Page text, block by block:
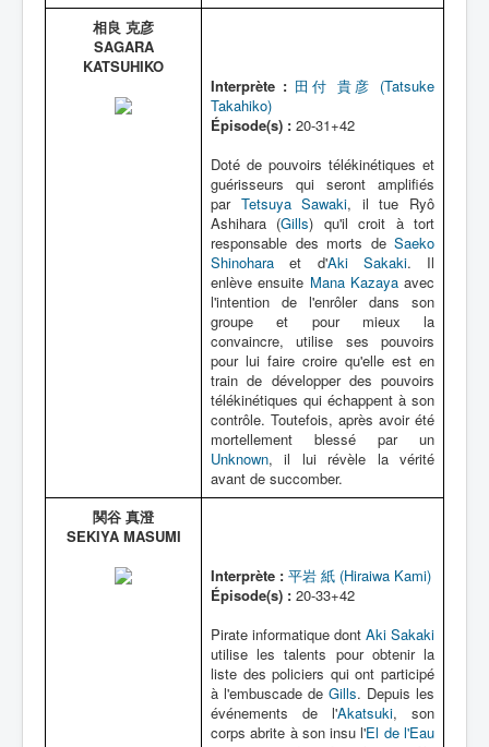
相良 克彦
SAGARA
KATSUHIKO
Interprète : 田付 貴彦 (Tatsuke
Takahiko)
Épisode(s) : 20-31+42
Doté de pouvoirs télékinétiques et
guérisseurs qui seront amplifiés
par Tetsuya Sawaki, il tue Ryô
Ashihara (Gills) qu'il croit à tort
responsable des morts de Saeko
Shinohara et d'Aki Sakaki. Il
enlève ensuite Mana Kazayaavec
l'intention de l'enrôler dans son
groupe et pour mieux la
convaincre, utilise ses pouvoirs
pour lui faire croire qu'elle est en
train de développer des pouvoirs
télékinétiques qui échappent à son
contrôle. Toutefois, après avoir été
mortellement blessé par un
Unknown, il lui révèle la vérité
avant de succomber.
関谷 真澄
SEKIYA MASUMI
Interprète : 平岩 紙 (Hiraiwa Kami)
Épisode(s) : 20-33+42
Pirate informatique dont Aki Sakaki
utilise les talents pour obtenir la
liste des policiers qui ont participé
à l'embuscade de Gills. Depuis les
événements de l'Akatsuki, son
corps abrite à son insu l'El de l'Eau